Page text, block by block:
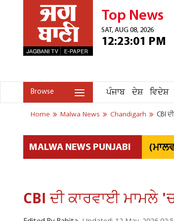
Top News
SAT, AUG 08, 2026
12:23:01 PM
Browse ਪੰਜਾਬ ਦੇਸ਼ ਵਿਦੇਸ਼
Home Malwa News Chandigarh CBI
MALWA NEWS PUNJABI
CBI ਦੀ ਕਾਰਵਾਈ ਮਾਮਲੇ